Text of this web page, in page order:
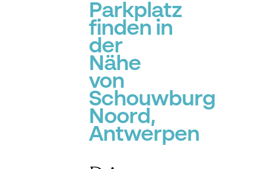
Parkplatz
finden in
der
Nähe
von
Schouwburg
Noord,
Antwerpen